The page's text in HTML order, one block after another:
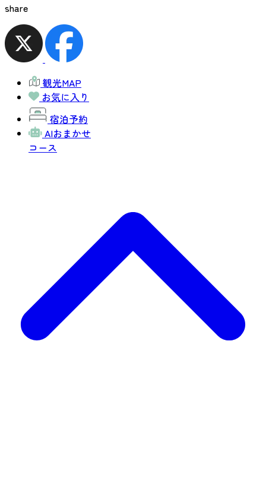
share
観光MAP
お気に入り
宿泊予約
AIおまかせ
コース